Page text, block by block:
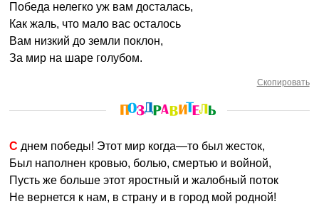
Победа нелегко уж вам досталась,
Как жаль, что мало вас осталось
Вам низкий до земли поклон,
За мир на шаре голубом.
Скопировать
С днем победы! Этот мир когда—то был жесток,
Был наполнен кровью, болью, смертью и войной,
Пусть же больше этот яростный и жалобный поток
Не вернется к нам, в страну и в город мой родной!